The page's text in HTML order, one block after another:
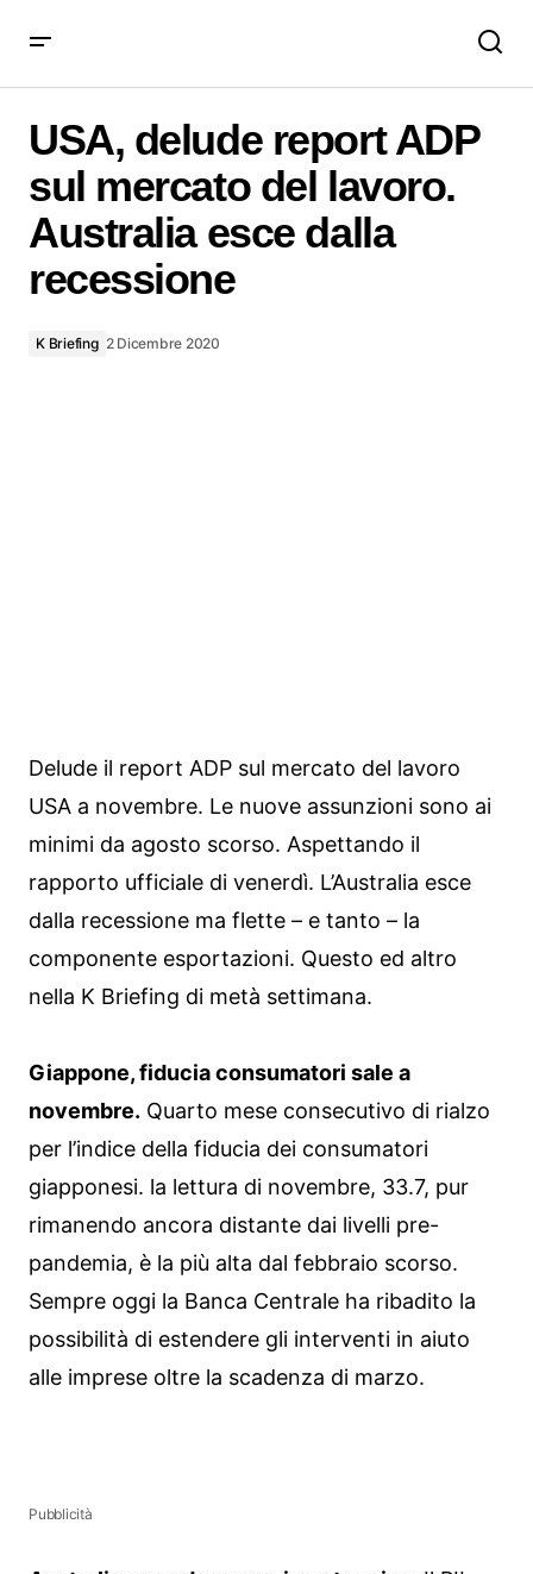
esce dalla recessione
USA, delude report ADP
sul mercato del lavoro.
Australia esce dalla
recessione
K Briefing 2 Dicembre 2020
Delude il report ADP sul mercato del lavoro
USA a novembre. Le nuove assunzioni sono ai
minimi da agosto scorso. Aspettando il
rapporto ufficiale di venerdì. L’Australia esce
dalla recessione ma flette – e tanto – la
componente esportazioni. Questo ed altro
nella K Briefing di metà settimana.
Giappone, fiducia consumatori sale a
novembre. Quarto mese consecutivo di rialzo
per l’indice della fiducia dei consumatori
giapponesi. la lettura di novembre, 33.7, pur
rimanendo ancora distante dai livelli pre-
pandemia, è la più alta dal febbraio scorso.
Sempre oggi la Banca Centrale ha ribadito la
possibilità di estendere gli interventi in aiuto
alle imprese oltre la scadenza di marzo.
Pubblicità